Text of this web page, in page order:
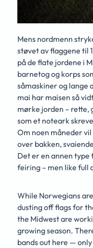
Mens nordmenn
støvet av flaggene til
på de flate jordene i
barnetog og korps
såmaskiner og lange
mai har maisen så
mørke jorden – rette,
som et noteark
Om noen måneder
over bakken,
Det er en annen type
feiring – men like full
While Norwegians
dusting off flags for
the Midwest are
growing season.
bands out here —